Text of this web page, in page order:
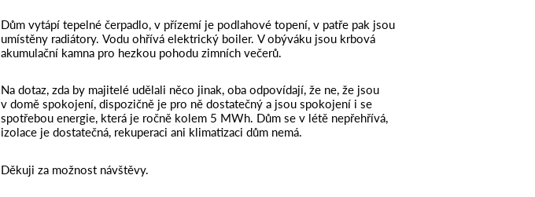
Dům vytápí tepelné čerpadlo, v přízemí je podlahové topení, v patře pak jsou
umístěny radiátory. Vodu ohřívá elektrický boiler. V obýváku jsou krbová
akumulační kamna pro hezkou pohodu zimních večerů.
Na dotaz, zda by majitelé udělali něco jinak, oba odpovídají, že ne, že jsou
v domě spokojení, dispozičně je pro ně dostatečný a jsou spokojení i se
spotřebou energie, která je ročně kolem 5 MWh. Dům se v létě nepřehřívá,
izolace je dostatečná, rekuperaci ani klimatizaci dům nemá.
Děkuji za možnost návštěvy.